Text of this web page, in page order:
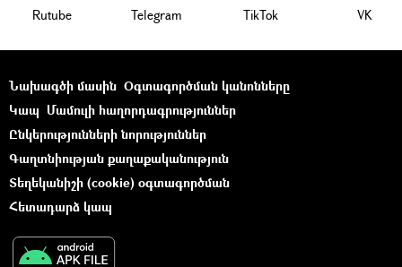
Rutube Telegram ТikТоk VK
Նախագծի մասին Օգտագործման կանոնները
Կապ Մամուլի հաղորդագրություններ
Ընկերությունների նորություններ
Գաղտնիության քաղաքականություն
Տեղեկանիշի (cookie) օգտագործման
Հետադարձ կապ